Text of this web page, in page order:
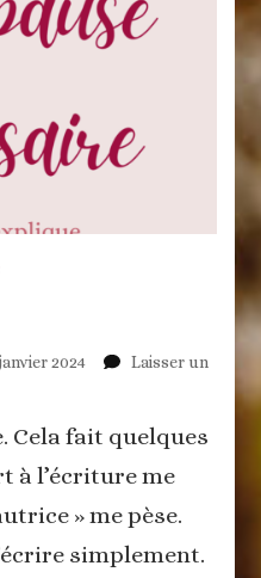
2024
Laisser un
Cela fait quelques
à l’écriture me
» me pèse.
simplement.